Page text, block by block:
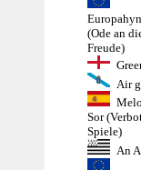
(Ode an
Freude)
Air
Sor
Spiele)
An